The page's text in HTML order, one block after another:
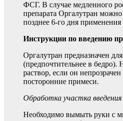
ФСГ. В случае медленного
препарата Оргалутран
позднее 6-го дня
Инструкции по введению
Оргалутран предназначен
(предпочтительнее в бедро).
раствор, если он
посторонние примеси.
Обработка участка введения
Необходимо вымыть руки с